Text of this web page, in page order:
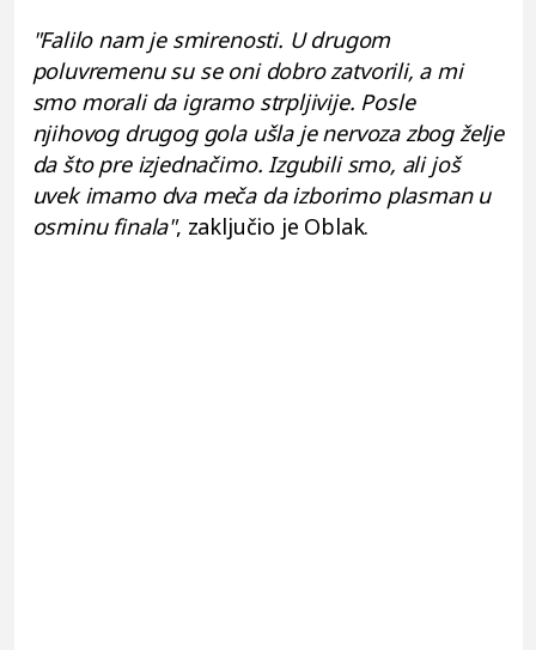
"Falilo nam je smirenosti. U drugom
poluvremenu su se oni dobro zatvorili, a mi
smo morali da igramo strpljivije. Posle
njihovog drugog gola ušla je nervoza zbog želje
da što pre izjednačimo. Izgubili smo, ali još
uvek imamo dva meča da izborimo plasman u
osminu finala", zaključio je Oblak.